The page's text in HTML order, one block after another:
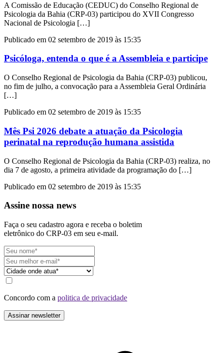
A Comissão de Educação (CEDUC) do Conselho Regional de
Psicologia da Bahia (CRP-03) participou do XVII Congresso
Nacional de Psicologia […]
Publicado em 02 setembro de 2019 às 15:35
Psicóloga, entenda o que é a Assembleia e participe
O Conselho Regional de Psicologia da Bahia (CRP-03) publicou,
no fim de julho, a convocação para a Assembleia Geral Ordinária
[…]
Publicado em 02 setembro de 2019 às 15:35
Mês Psi 2026 debate a atuação da Psicologia
perinatal na reprodução humana assistida
O Conselho Regional de Psicologia da Bahia (CRP-03) realiza, no
dia 7 de agosto, a primeira atividade da programação do […]
Publicado em 02 setembro de 2019 às 15:35
Assine nossa news
Faça o seu cadastro agora e receba o boletim
eletrônico do CRP-03 em seu e-mail.
Concordo com a politica de privacidade